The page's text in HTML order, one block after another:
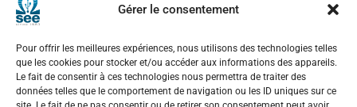
Gérer le consentement
Pour offrir les meilleures expériences, nous utilisons des technologies telles
que les cookies pour stocker et/ou accéder aux informations des appareils.
Le fait de consentir à ces technologies nous permettra de traiter des
données telles que le comportement de navigation ou les ID uniques sur ce
Bicentenaire des découvertes d’André-
Marie Ampère
N° de SIREN : 785 393 232, Code APE : 9412Z TVA intra-
communautaire : FR44 785 393 232